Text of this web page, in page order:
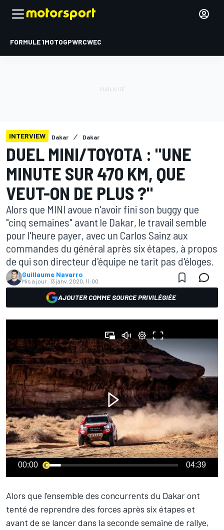
FORMULE 1MOTOGPWRCWEC
INTERVIEW Dakar Dakar
DUEL MINI/TOYOTA : "UNE
MINUTE SUR 470 KM, QUE
VEUT-ON DE PLUS ?"
Alors que MINI avoue n'avoir fini son buggy que
"cinq semaines" avant le Dakar, le travail semble
pour l'heure payer, avec un Carlos Sainz aux
commandes du général après six étapes, à propos
de qui son directeur d'équipe ne tarit pas d'éloges.
Guillaume Navarro
Mis à jour: 13 janv. 2020, 11:00
AJOUTER COMME SOURCE PRIVILÉGIÉE
00:00 04:39
Alors que l'ensemble des concurrents du Dakaront
tenté de reprendre des forces après six étapes et
avant de se lancer dans la seconde semaine de rallye,